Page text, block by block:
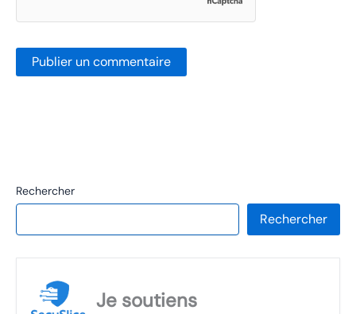
Rechercher
Rechercher
Je soutiens